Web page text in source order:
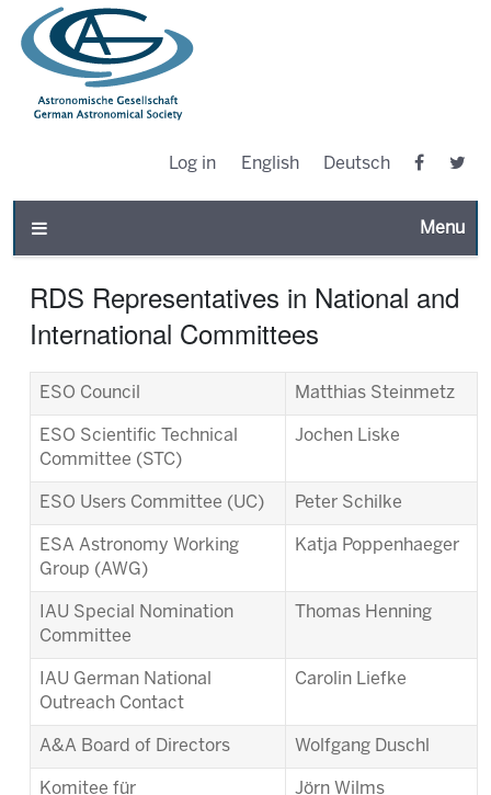
Log in English Deutsch
Toggle
RDS Representatives in National and
International Committees
ESO Council Matthias Steinmetz
ESO Scientific Technical
Committee (STC)
Jochen Liske
ESO Users Committee (UC) Peter Schilke
ESA Astronomy Working
Group (AWG)
Katja Poppenhaeger
IAU Special Nomination
Committee
Thomas Henning
IAU German National
Outreach Contact
Carolin Liefke
A&A Board of Directors Wolfgang Duschl
Komitee für
Jörn Wilms